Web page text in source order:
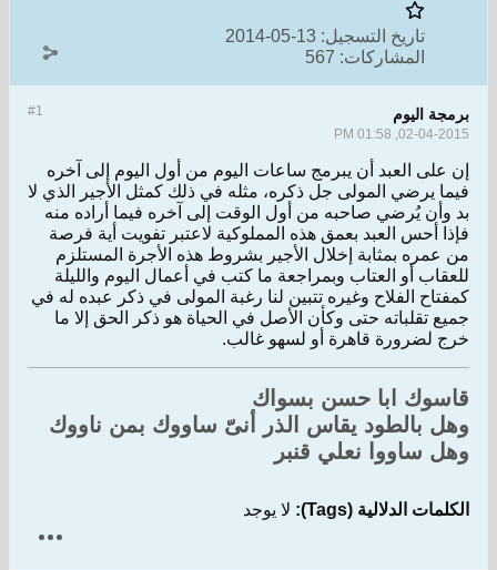
تاريخ التسجيل: 13-05-2014
المشاركات: 567
#1 برمجة اليوم
02-04-2015, 01:58 PM
إن على العبد أن يبرمج ساعات اليوم من أول اليوم إلى آخره
فيما يرضي المولى جل ذكره، مثله في ذلك كمثل الأجير الذي لا
بد وأن يُرضي صاحبه من أول الوقت إلى آخره فيما أراده منه
فإذا أحس العبد بعمق هذه المملوكية لاعتبر تفويت أية فرصة
من عمره بمثابة إخلال الأجير بشروط هذه الأجرة المستلزم
للعقاب أو العتاب وبمراجعة ما كتب في أعمال اليوم والليلة
كمفتاح الفلاح وغيره تتبين لنا رغبة المولى في ذكر عبده له في
جميع تقلباته حتى وكأن الأصل في الحياة هو ذكر الحق إلا ما
خرج لضرورة قاهرة أو لسهو غالب.
قاسوك ابا حسن بسواك
وهل بالطود يقاس الذر أنىّ ساووك بمن ناووك
وهل ساووا نعلي قنبر
الكلمات الدلالية (Tags): لا يوجد